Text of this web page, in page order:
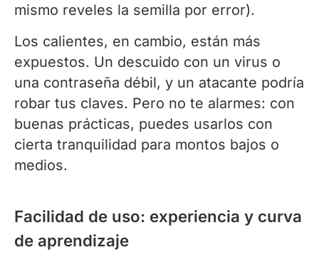
mismo reveles la semilla por error).
Los calientes, en cambio, están más
expuestos. Un descuido con un virus o
una contraseña débil, y un atacante podría
robar tus claves. Pero no te alarmes: con
buenas prácticas, puedes usarlos con
cierta tranquilidad para montos bajos o
medios.
Facilidad de uso: experiencia y curva
de aprendizaje